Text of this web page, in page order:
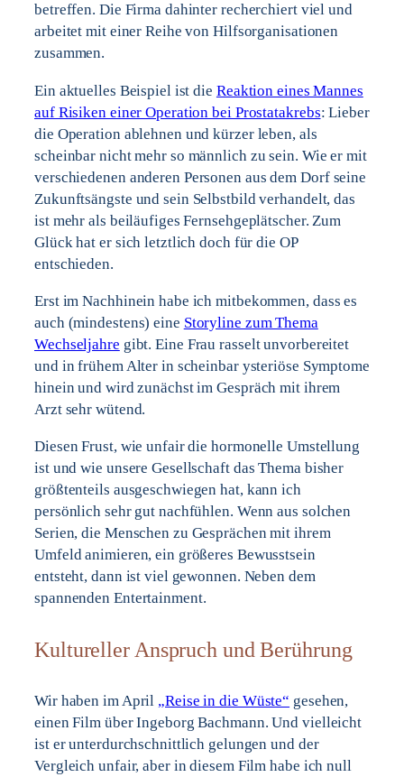
betreffen. Die Firma dahinter recherchiert viel und
arbeitet mit einer Reihe von Hilfsorganisationen
zusammen.
Ein aktuelles Beispiel ist die Reaktion eines Mannes
auf Risiken einer Operation bei Prostatakrebs: Lieber
die Operation ablehnen und kürzer leben, als
scheinbar nicht mehr so männlich zu sein. Wie er mit
verschiedenen anderen Personen aus dem Dorf seine
Zukunftsängste und sein Selbstbild verhandelt, das
ist mehr als beiläufiges Fernsehgeplätscher. Zum
Glück hat er sich letztlich doch für die OP
entschieden.
Erst im Nachhinein habe ich mitbekommen, dass es
auch (mindestens) eine Storyline zum Thema
Wechseljahre gibt. Eine Frau rasselt unvorbereitet
und in frühem Alter in scheinbar ysteriöse Symptome
hinein und wird zunächst im Gespräch mit ihrem
Arzt sehr wütend.
Diesen Frust, wie unfair die hormonelle Umstellung
ist und wie unsere Gesellschaft das Thema bisher
größtenteils ausgeschwiegen hat, kann ich
persönlich sehr gut nachfühlen. Wenn aus solchen
Serien, die Menschen zu Gesprächen mit ihrem
Umfeld animieren, ein größeres Bewusstsein
entsteht, dann ist viel gewonnen. Neben dem
spannenden Entertainment.
Kultureller Anspruch und Berührung
Wir haben im April „Reise in die Wüste“ gesehen,
einen Film über Ingeborg Bachmann. Und vielleicht
ist er unterdurchschnittlich gelungen und der
Vergleich unfair, aber in diesem Film habe ich null